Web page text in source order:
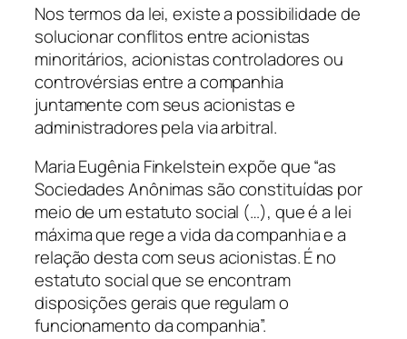
Nos termos da lei, existe a possibilidade de
solucionar conflitos entre acionistas
minoritários, acionistas controladores ou
controvérsias entre a companhia
juntamente com seus acionistas e
administradores pela via arbitral.
Maria Eugênia Finkelstein expõe que “as
Sociedades Anônimas são constituídas por
meio de um estatuto social (…), que é a lei
máxima que rege a vida da companhia e a
relação desta com seus acionistas. É no
estatuto social que se encontram
disposições gerais que regulam o
funcionamento da companhia”.